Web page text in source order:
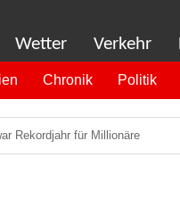
Wetter Verkehr
Chronik Politik
Rekordjahr für Millionäre